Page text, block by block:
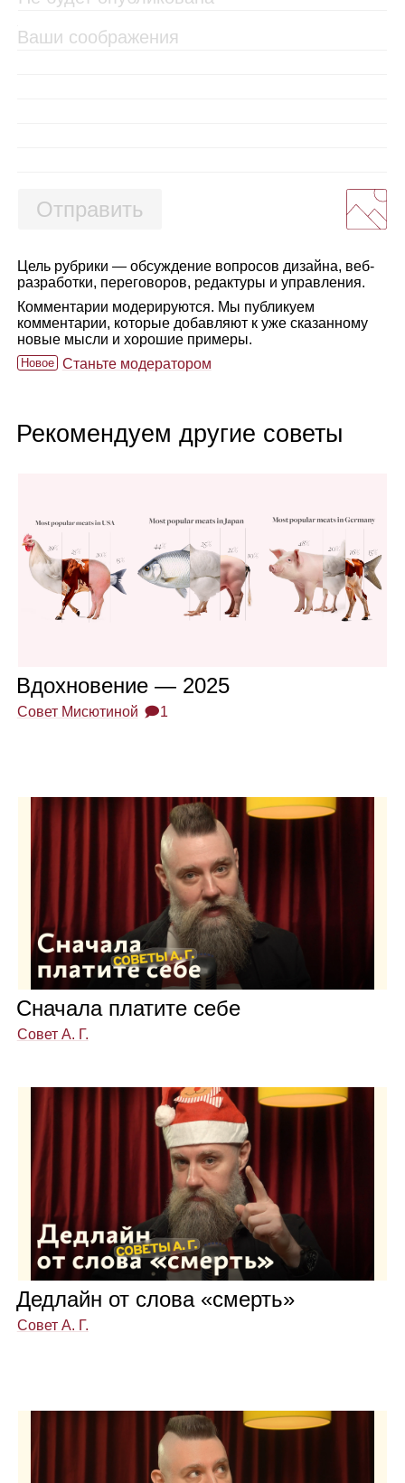
Отправить
Цель рубрики — обсуждение вопросов дизайна, веб-
разработки, переговоров, редактуры и управления.
Комментарии модерируются. Мы публикуем
комментарии, которые добавляют к уже сказанному
новые мысли и хорошие примеры.
Новое Станьте модератором
Рекомендуем другие советы
Вдох­но­ве­ние — 2025
Совет Мисютиной 🗩1
Сна­чала пла­тите себе
Совет А. Г.
Дед­лайн от слова «смерть»
Совет А. Г.